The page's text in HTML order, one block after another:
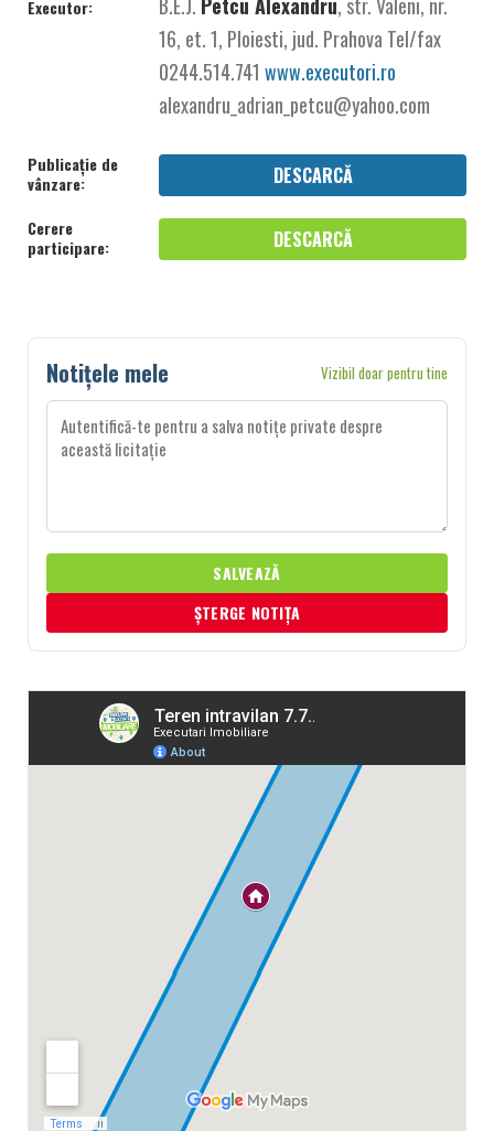
Executor:
16, et. 1, Ploiesti, jud. Prahova Tel/fax
0244.514.741 www.executori.ro
alexandru_adrian_petcu@yahoo.com
Publicație de
vânzare:
DESCARCĂ
Cerere
participare:
DESCARCĂ
Notițele mele Vizibil doar pentru tine
SALVEAZĂ
ȘTERGE NOTIȚA